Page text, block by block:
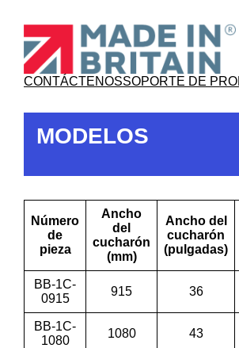
CONTÁCTENOSSOPORTE DE
MODELOS
Número
de
pieza
Ancho
del
cucharón
(mm)
Ancho del
cucharón
(pulgadas)
BB-1C-
0915
915 36
BB-1C-
1080
1080 43